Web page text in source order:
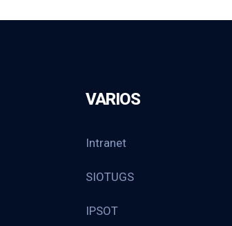
VARIOS
Intranet
SIOTUGS
IPSOT